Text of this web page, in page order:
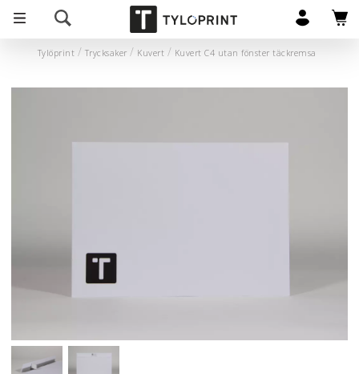
Tylöprint Trycksaker Kuvert Kuvert C4 utan fönster täckremsa